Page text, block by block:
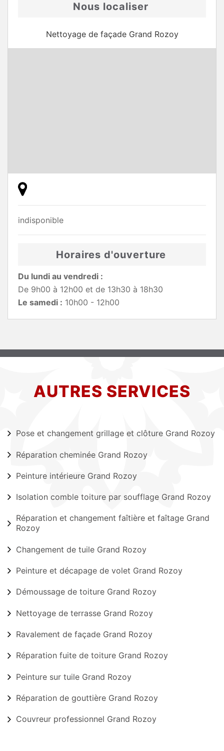
Nous localiser
Nettoyage de façade Grand Rozoy
indisponible
Horaires d'ouverture
Du lundi au vendredi :
De 9h00 à 12h00 et de 13h30 à 18h30
Le samedi : 10h00 - 12h00
AUTRES SERVICES
Pose et changement grillage et clôture Grand Rozoy
Réparation cheminée Grand Rozoy
Peinture intérieure Grand Rozoy
Isolation comble toiture par soufflage Grand Rozoy
Réparation et changement faîtière et faîtage Grand
Rozoy
Changement de tuile Grand Rozoy
Peinture et décapage de volet Grand Rozoy
Démoussage de toiture Grand Rozoy
Nettoyage de terrasse Grand Rozoy
Ravalement de façade Grand Rozoy
Réparation fuite de toiture Grand Rozoy
Peinture sur tuile Grand Rozoy
Réparation de gouttière Grand Rozoy
Couvreur professionnel Grand Rozoy